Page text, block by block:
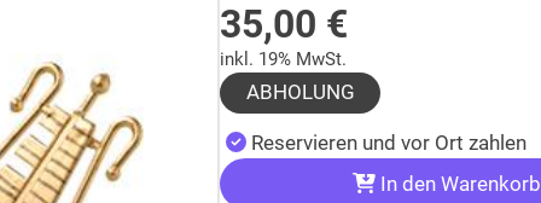
35,00 €
inkl. 19% MwSt.
ABHOLUNG
Reservieren und vor Ort zahlen
In den Warenkorb